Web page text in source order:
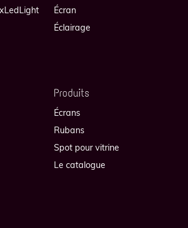
Écran
Éclairage
Produits
Écrans
Rubans
Spot pour vitrine
Le catalogue